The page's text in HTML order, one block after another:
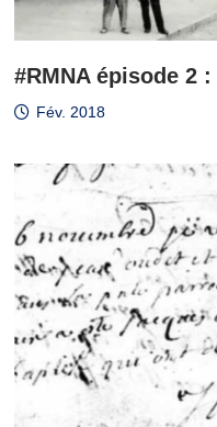
#RMNA épisode 2
Fév. 2018